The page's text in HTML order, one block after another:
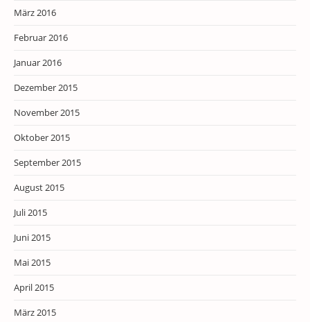
März 2016
Februar 2016
Januar 2016
Dezember 2015
November 2015
Oktober 2015
September 2015
August 2015
Juli 2015
Juni 2015
Mai 2015
April 2015
März 2015